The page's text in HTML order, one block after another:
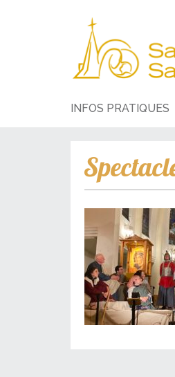
INFOS PRATIQUES